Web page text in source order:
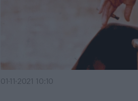
01·11·2021 10:10